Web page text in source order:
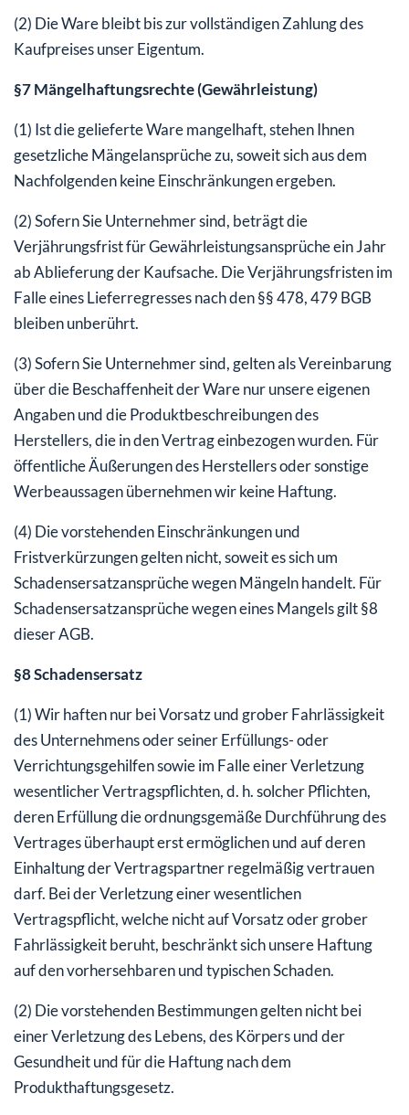
(2) Die Ware bleibt bis zur vollständigen Zahlung des
Kaufpreises unser Eigentum.
§7 Mängelhaftungsrechte (Gewährleistung)
(1) Ist die gelieferte Ware mangelhaft, stehen Ihnen
gesetzliche Mängelansprüche zu, soweit sich aus dem
Nachfolgenden keine Einschränkungen ergeben.
(2) Sofern Sie Unternehmer sind, beträgt die
Verjährungsfrist für Gewährleistungsansprüche ein Jahr
ab Ablieferung der Kaufsache. Die Verjährungsfristen im
Falle eines Lieferregresses nach den §§ 478, 479 BGB
bleiben unberührt.
(3) Sofern Sie Unternehmer sind, gelten als Vereinbarung
über die Beschaffenheit der Ware nur unsere eigenen
Angaben und die Produktbeschreibungen des
Herstellers, die in den Vertrag einbezogen wurden. Für
öffentliche Äußerungen des Herstellers oder sonstige
Werbeaussagen übernehmen wir keine Haftung.
(4) Die vorstehenden Einschränkungen und
Fristverkürzungen gelten nicht, soweit es sich um
Schadensersatzansprüche wegen Mängeln handelt. Für
Schadensersatzansprüche wegen eines Mangels gilt §8
dieser AGB.
§8 Schadensersatz
(1) Wir haften nur bei Vorsatz und grober Fahrlässigkeit
des Unternehmens oder seiner Erfüllungs- oder
Verrichtungsgehilfen sowie im Falle einer Verletzung
wesentlicher Vertragspflichten, d. h. solcher Pflichten,
deren Erfüllung die ordnungsgemäße Durchführung des
Vertrages überhaupt erst ermöglichen und auf deren
Einhaltung der Vertragspartner regelmäßig vertrauen
darf. Bei der Verletzung einer wesentlichen
Vertragspflicht, welche nicht auf Vorsatz oder grober
Fahrlässigkeit beruht, beschränkt sich unsere Haftung
auf den vorhersehbaren und typischen Schaden.
(2) Die vorstehenden Bestimmungen gelten nicht bei
einer Verletzung des Lebens, des Körpers und der
Gesundheit und für die Haftung nach dem
Produkthaftungsgesetz.